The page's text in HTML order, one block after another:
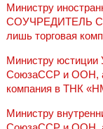
Министру
СОУЧРЕДИТЕЛЬ
лишь торговая
Министру
СоюзаССР и ООН, а
компания в ТНК
Министру